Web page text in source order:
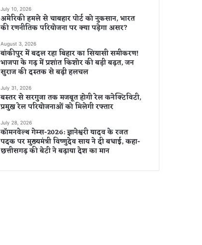
July 10, 2026
अमेरिकी हमले से चाबहार पोर्ट को नुकसान, भारत
की रणनीतिक परियोजना पर क्या पड़ेगा असर?
August 3, 2026
बांकीपुर में बदल रहा बिहार का सियासी समीकरण!
भाजपा के गढ़ में प्रशांत किशोर की बड़ी बढ़त, जन
सुराज की दस्तक से बढ़ी हलचल
July 31, 2026
बस्तर से सरगुजा तक मजबूत होगी रेल कनेक्टिविटी,
प्रमुख रेल परियोजनाओं को मिलेगी रफ्तार
July 28, 2026
कॉमनवेल्थ गेम्स-2026: ज्ञानेश्वरी यादव के रजत
पदक पर मुख्यमंत्री विष्णुदेव साय ने दी बधाई, कहा-
छत्तीसगढ़ की बेटी ने बढ़ाया देश का मान